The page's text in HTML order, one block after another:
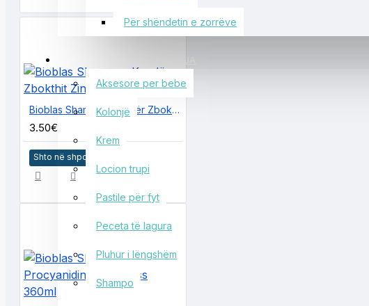
Për shëndetin e zorrëve
Aksesore per bebe
Kolonjë
Krem
Locion trupi
Pastile për fyt
Peceta të lagura
Pluhur i lëngshëm
Shampo
Bioblas Shampon Kundër Zbokthit Zinc+Menthol 360ml
3.50€
Shto në shportë